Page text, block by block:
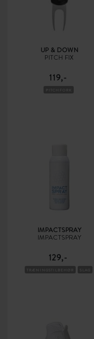
UP & DOWN
PITCH FIX
119,-
PITCHFORK
IMPACTSPRAY
IMPACTSPRAY
129,-
TRÆNINGSTILBEHØR SLAG